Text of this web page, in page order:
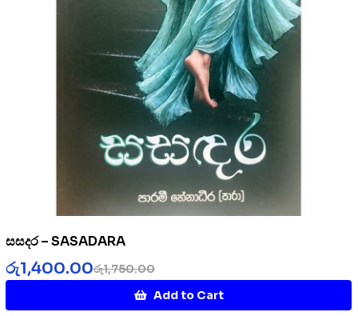
සසදර – SASADARA
රු1,750.00
රු1,400.00
Add to Cart